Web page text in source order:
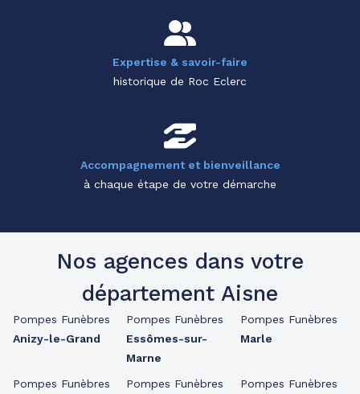
Expertise & savoir-faire
historique de Roc Eclerc
Accompagnement et bienveillance
à chaque étape de votre démarche
Nos agences dans votre
département Aisne
Pompes Funèbres
Anizy-le-Grand
Pompes Funèbres
Pompes Funèbres
Essômes-sur-
Marne
Pompes Funèbres
Pompes Funèbres
Marle
Pompes Funèbres